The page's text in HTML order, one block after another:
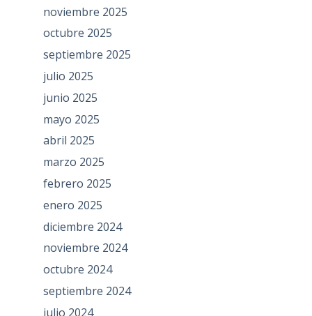
noviembre 2025
octubre 2025
septiembre 2025
julio 2025
junio 2025
mayo 2025
abril 2025
marzo 2025
febrero 2025
enero 2025
diciembre 2024
noviembre 2024
octubre 2024
septiembre 2024
julio 2024